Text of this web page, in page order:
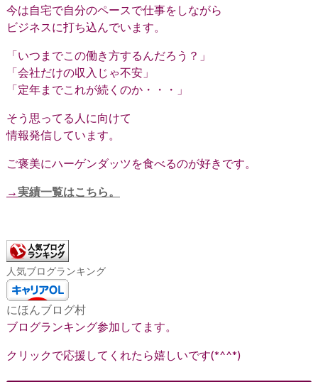
今は自宅で自分のペースで仕事をしながら
ビジネスに打ち込んでいます。
「いつまでこの働き方するんだろう？」
「会社だけの収入じゃ不安」
「定年までこれが続くのか・・・」
そう思ってる人に向けて
情報発信しています。
ご褒美にハーゲンダッツを食べるのが好きです。
→実績一覧はこちら。
人気ブログランキング
にほんブログ村
ブログランキング参加してます。
クリックで応援してくれたら嬉しいです(*^^*)